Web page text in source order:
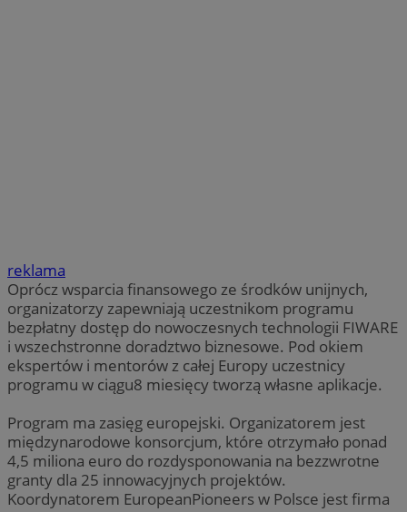
reklama
Oprócz wsparcia finansowego ze środków unijnych,
organizatorzy zapewniają uczestnikom programu
bezpłatny dostęp do nowoczesnych technologii FIWARE
i wszechstronne doradztwo biznesowe. Pod okiem
ekspertów i mentorów z całej Europy uczestnicy
programu w ciągu8 miesięcy tworzą własne aplikacje.
Program ma zasięg europejski. Organizatorem jest
międzynarodowe konsorcjum, które otrzymało ponad
4,5 miliona euro do rozdysponowania na bezzwrotne
granty dla 25 innowacyjnych projektów.
Koordynatorem EuropeanPioneers w Polsce jest firma